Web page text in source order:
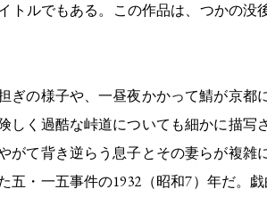
トルでもある。この作品は、つかの
ぎの様子や、一昼夜かかって鯖が京都
しく過酷な峠道についても細かに描写
がて背き逆らう息子とその妻らが複
五・一五事件の1932（昭和7）年だ。